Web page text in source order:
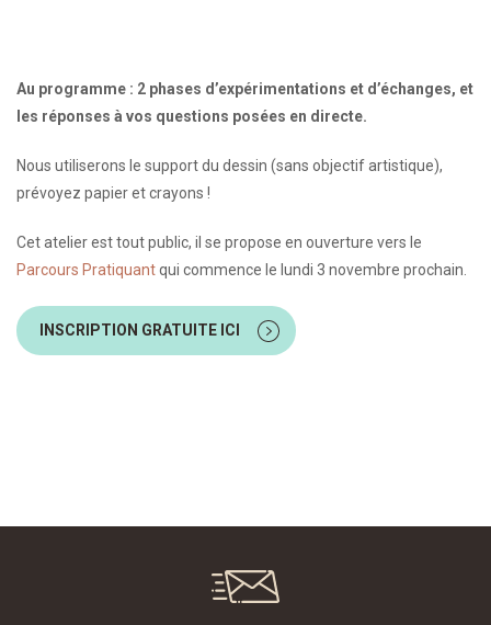
Au programme : 2 phases d’expérimentations et d’échanges, et
les réponses à vos questions posées en directe.
Nous utiliserons le support du dessin (sans objectif artistique),
prévoyez papier et crayons !
Cet atelier est tout public, il se propose en ouverture vers le
Parcours Pratiquantqui commence le lundi 3 novembre prochain.
INSCRIPTION GRATUITE ICI